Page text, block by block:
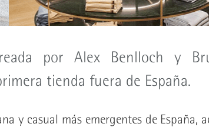
por Alex Benlloch y
tienda fuera de España.
y casual más emergentes de España,